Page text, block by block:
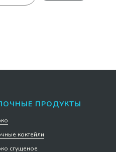
ПРОДУКТЫ
коктейли
сгущеное